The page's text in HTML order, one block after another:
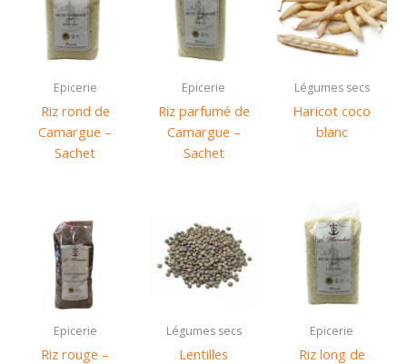
Epicerie
Riz rond de
Camargue –
Sachet
Epicerie
Riz parfumé de
Camargue –
Sachet
Légumes secs
Haricot coco
blanc
Epicerie
Riz rouge –
Légumes secs
Lentilles
Epicerie
Riz long de